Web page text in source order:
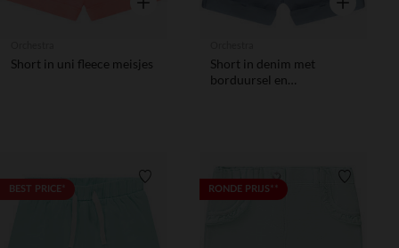
Short in uni fleece meisjes
Short in denim met
borduursel en
BEST PRICE* Verlanglijstje.RONDE PRIJS**